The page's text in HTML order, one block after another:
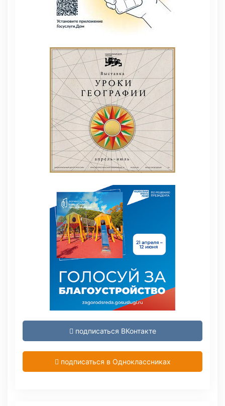
подписаться ВКонтакте
подписаться в Одноклассниках